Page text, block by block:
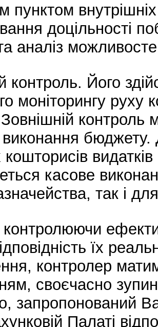
пунктом
доцільності
аналіз
контроль. Його
моніторингу руху
контроль
виконання
касове
так і
контролюючи
їх
контролер
своєчасно
запропонований
Палаті